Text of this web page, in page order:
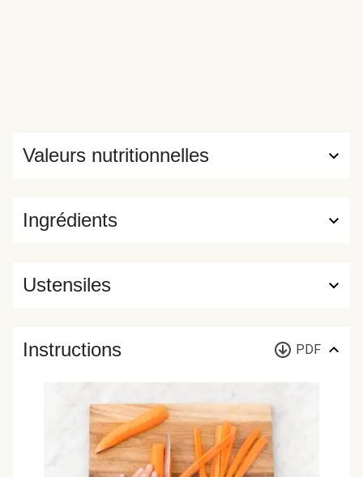
Ingrédients
Valeurs nutritionnelles
Ustensiles
Instructions PDF